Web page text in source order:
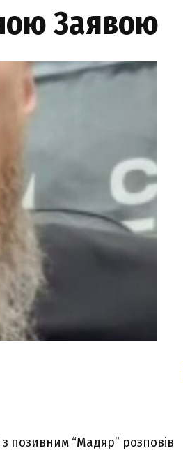
3аявою
позивним “Мадяр” розповів